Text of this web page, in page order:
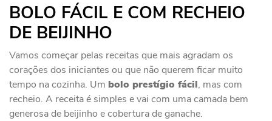
BOLO FÁCIL E COM RECHEIO
DE BEIJINHO
Vamos começar pelas receitas que mais agradam os
corações dos iniciantes ou que não querem ficar muito
tempo na cozinha. Um bolo prestígio fácil, mas com
recheio. A receita é simples e vai com uma camada bem
generosa de beijinho e cobertura de ganache.